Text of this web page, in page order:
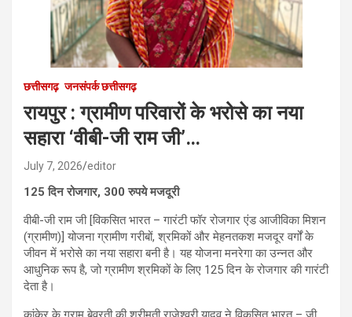
छत्तीसगढ़ जनसंपर्क छत्तीसगढ़
रायपुर : ग्रामीण परिवारों के भरोसे का नया
सहारा ‘वीबी-जी राम जी’…
July 7, 2026 editor
125 दिन रोजगार, 300 रुपये मजदूरी
वीबी-जी राम जी [विकसित भारत – गारंटी फॉर रोजगार एंड आजीविका मिशन
(ग्रामीण)] योजना ग्रामीण गरीबों, श्रमिकों और मेहनतकश मजदूर वर्गों के
जीवन में भरोसे का नया सहारा बनी है। यह योजना मनरेगा का उन्नत और
आधुनिक रूप है, जो ग्रामीण श्रमिकों के लिए 125 दिन के रोजगार की गारंटी
देता है।